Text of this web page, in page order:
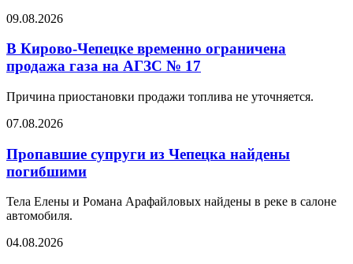
09.08.2026
В Кирово-Чепецке временно ограничена
продажа газа на АГЗС № 17
Причина приостановки продажи топлива не уточняется.
07.08.2026
Пропавшие супруги из Чепецка найдены
погибшими
Тела Елены и Романа Арафайловых найдены в реке в салоне
автомобиля.
04.08.2026